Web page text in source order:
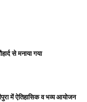
से मनाया गया
में ऐतिहासिक व भव्य आयोजन